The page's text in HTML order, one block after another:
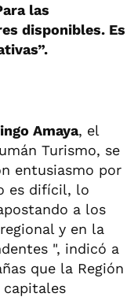
las
disponibles. Es
Amaya, el
Turismo, se
entusiasmo por
es difícil, lo
a los
y en la
", indicó a
que la Región
capitales